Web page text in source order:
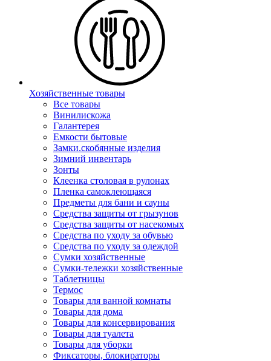
Хозяйственные товары
Все товары
Винилискожа
Галантерея
Емкости бытовые
Замки.скобянные изделия
Зимний инвентарь
Зонты
Клеенка столовая в рулонах
Пленка самоклеющаяся
Предметы для бани и сауны
Средства защиты от грызунов
Средства защиты от насекомых
Средства по уходу за обувью
Средства по уходу за одеждой
Сумки хозяйственные
Сумки-тележки хозяйственные
Таблетницы
Термос
Товары для ванной комнаты
Товары для дома
Товары для консервирования
Товары для туалета
Товары для уборки
Фиксаторы, блокираторы